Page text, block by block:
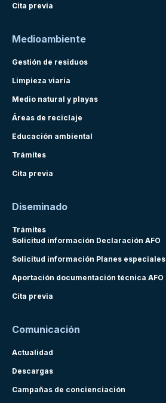
Cita previa
Medioambiente
Gestión de residuos
Limpieza viaria
Medio natural y playas
Áreas de reciclaje
Educación ambiental
Trámites
Cita previa
Diseminado
Trámites
Solicitud información Declaración AFO
Solicitud información Planes especiales
Aportación documentación técnica AFO
Cita previa
Comunicación
Actualidad
Descargas
Campañas de concienciación